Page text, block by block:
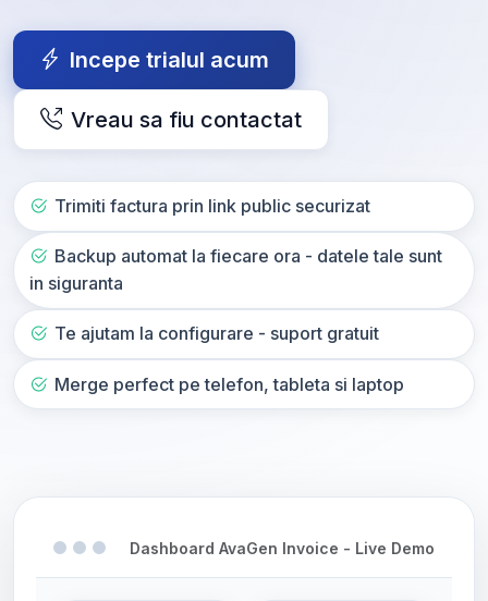
Incepe trialul acum
Vreau sa fiu contactat
Trimiti factura prin link public securizat
Backup automat la fiecare ora - datele tale sunt
in siguranta
Te ajutam la configurare - suport gratuit
Merge perfect pe telefon, tableta si laptop
Dashboard AvaGen Invoice - Live Demo